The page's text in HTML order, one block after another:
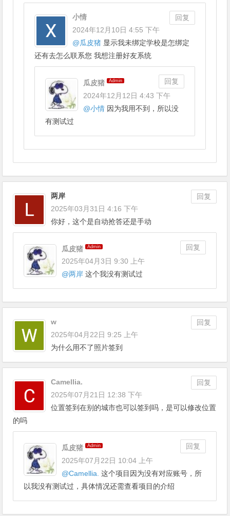
小情
回复
2024年12月10日 4:55 下午
@瓜皮猪 显示我未绑定学校是怎绑定
还有去怎么联系您 我想注册好友系统
瓜皮猪 Admin
回复
2024年12月12日 4:43 下午
@小情 因为我用不到，所以没
有测试过
两岸
回复
2025年03月31日 4:16 下午
你好，这个是自动抢答还是手动
瓜皮猪 Admin
回复
2025年04月3日 9:30 上午
@两岸 这个我没有测试过
w
回复
2025年04月22日 9:25 上午
为什么用不了照片签到
Camellia.
回复
2025年07月21日 12:38 下午
位置签到在别的城市也可以签到吗，是可以修改位置
的吗
瓜皮猪 Admin
回复
2025年07月22日 10:04 上午
@Camellia. 这个项目因为没有对应账号，所
以我没有测试过，具体情况还需查看项目的介绍